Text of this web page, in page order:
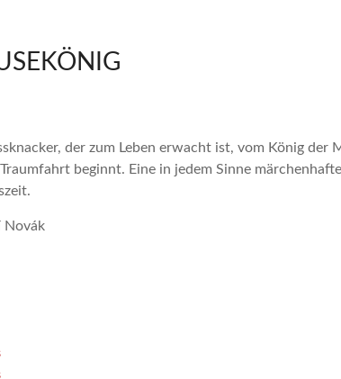
der zum Leben erwacht ist, vom König der
beginnt. Eine in jedem Sinne märchenhafte
Novák